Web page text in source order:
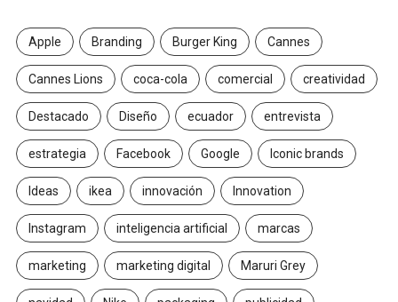
Apple Branding Burger King Cannes
Cannes Lions coca-cola comercial creatividad
Destacado Diseño ecuador entrevista
estrategia Facebook Google Iconic brands
Ideas ikea innovación Innovation
Instagram inteligencia artificial marcas
marketing marketing digital Maruri Grey